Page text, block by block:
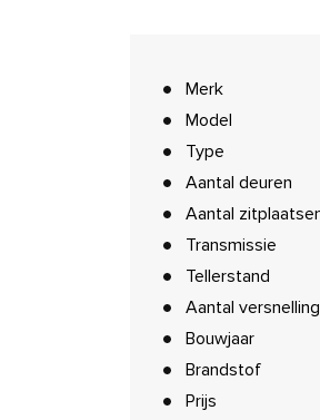
Merk
Model
Type
Aantal deuren
Aantal
Transmissie
Tellerstand
Aantal
Bouwjaar
Brandstof
Prijs